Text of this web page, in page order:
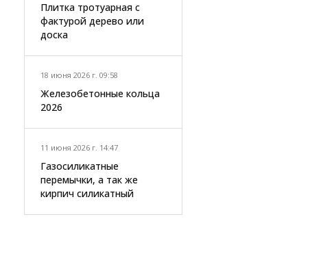
Плитка тротуарная с
фактурой дерево или
доска
18 июня 2026 г. 09:58
Железобетонные кольца
2026
11 июня 2026 г. 14:47
Газосиликатные
перемычки, а так же
кирпич силикатный